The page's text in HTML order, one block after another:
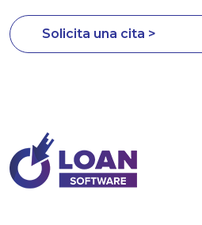
Solicita una cita >